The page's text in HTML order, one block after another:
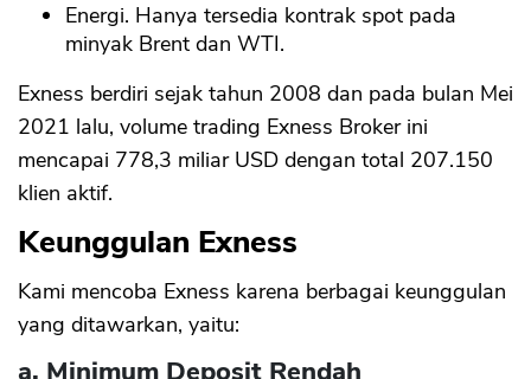
Energi. Hanya tersedia kontrak spot pada
minyak Brent dan WTI.
Exness berdiri sejak tahun 2008 dan pada bulan Mei
2021 lalu, volume trading Exness Broker ini
mencapai 778,3 miliar USD dengan total 207.150
klien aktif.
Keunggulan Exness
Kami mencoba Exness karena berbagai keunggulan
yang ditawarkan, yaitu: